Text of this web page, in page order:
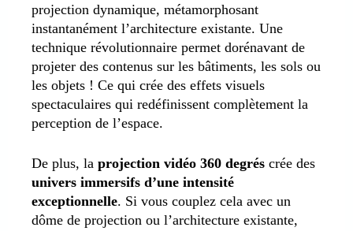
projection dynamique, métamorphosant
instantanément l’architecture existante. Une
technique révolutionnaire permet dorénavant de
projeter des contenus sur les bâtiments, les sols ou
les objets ! Ce qui crée des effets visuels
spectaculaires qui redéfinissent complètement la
perception de l’espace.
De plus, la projection vidéo 360 degrés crée des
univers immersifs d’une intensité
exceptionnelle. Si vous couplez cela avec un
dôme de projection ou l’architecture existante,